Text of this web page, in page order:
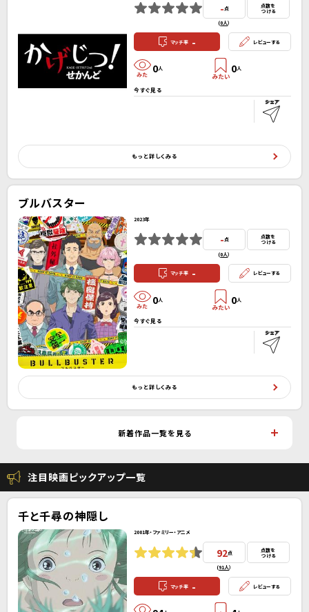
- 点
(0人）
点数を
つける
マッチ率 - レビューする
0人 0人
今すぐ見る
もっと詳しくみる
ブルバスター
2023年
-点
(0人）
点数を
つける
マッチ率 - レビューする
0人 0人
今すぐ見る
もっと詳しくみる
新着作品一覧を見る
注目映画ピックアップ一覧
千と千尋の神隠し
2001年・ファミリー・アニメ
92点
(91人）
点数を
つける
マッチ率 - レビューする